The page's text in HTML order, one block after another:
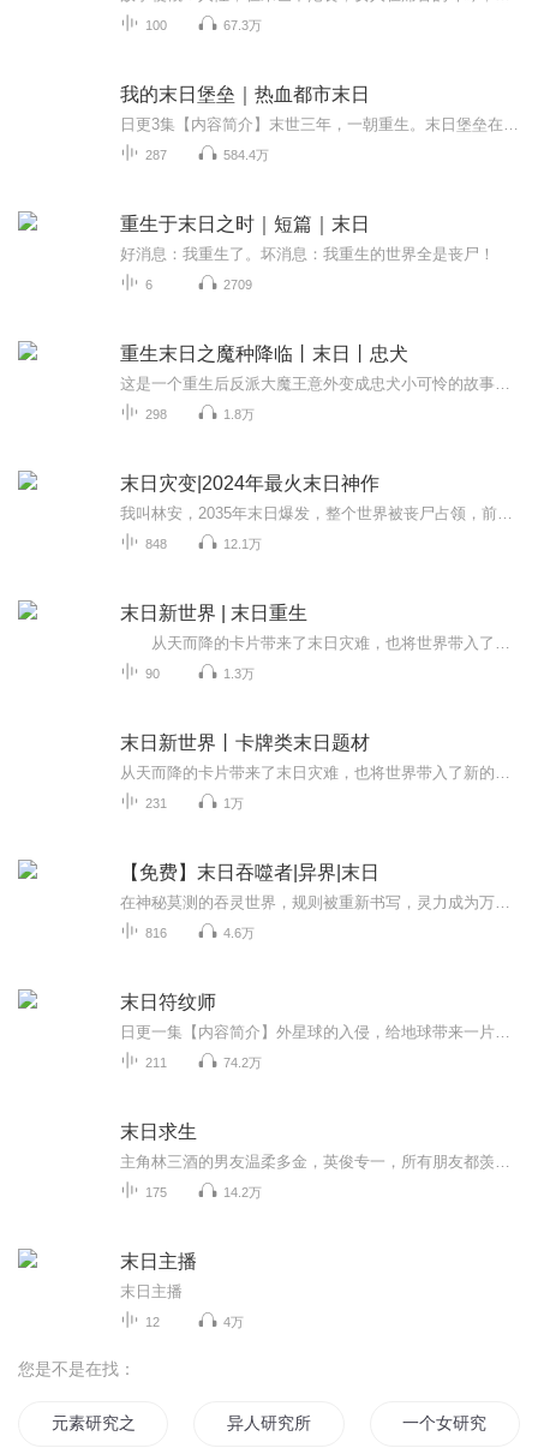
100 67.3万
我的末日堡垒｜热血都市末日
287 584.4万
重生于末日之时｜短篇｜末日
好消息：我重生了。坏消息：我重生的世界全是丧尸！
6 2709
重生末日之魔种降临丨末日丨忠犬
298 1.8万
末日灾变|2024年最火末日神作
848 12.1万
末日新世界 | 末日重生
90 1.3万
末日新世界丨卡牌类末日题材
231 1万
【免费】末日吞噬者|异界|末日
816 4.6万
末日符纹师
211 74.2万
末日求生
175 14.2万
末日主播
末日主播
12 4万
您是不是在找：
元素研究之旅 异人研究所 一个女研究生的